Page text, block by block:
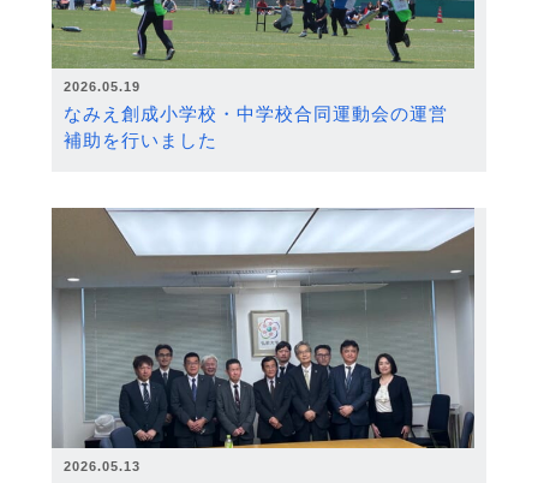
2026.05.19
なみえ創成小学校・中学校合同運動会の運営
補助を行いました
2026.05.13